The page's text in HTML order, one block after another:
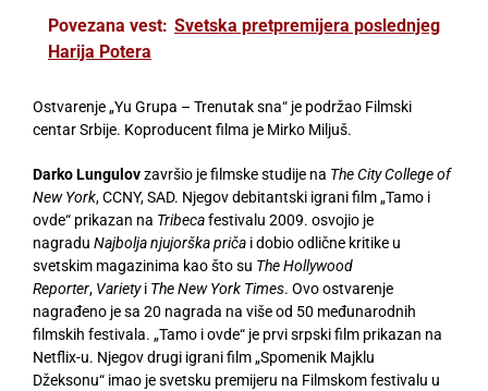
Povezana vest: Svetska pretpremijera poslednjeg
Harija Potera
Ostvarenje „Yu Grupa – Trenutak sna“ je podržao Filmski
centar Srbije. Koproducent filma je Mirko Miljuš.
Darko Lungulovzavršio je filmske studije na The City College of
New York, CCNY, SAD. Njegov debitantski igrani film „Tamo i
ovde“ prikazan na Tribecafestivalu 2009. osvojio je
nagradu Najbolja njujorška priča i dobio odlične kritike u
svetskim magazinima kao što su The Hollywood
Reporter, Varietyi The New York Times. Ovo ostvarenje
nagrađeno je sa 20 nagrada na više od 50 međunarodnih
filmskih festivala. „Tamo i ovde“ je prvi srpski film prikazan na
Netflix-u. Njegov drugi igrani film „Spomenik Majklu
Džeksonu“ imao je svetsku premijeru na Filmskom festivalu u